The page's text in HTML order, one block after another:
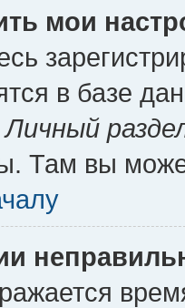
мои
в базе
Личный
Там вы